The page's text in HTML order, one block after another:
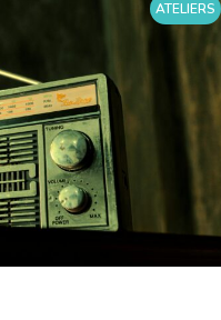
ATELIERS